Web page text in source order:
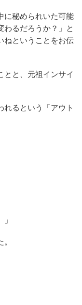
に秘められいた可能
わるだろうか？」と
ねということをお伝
とと、元祖インサイ
れるという「アウト